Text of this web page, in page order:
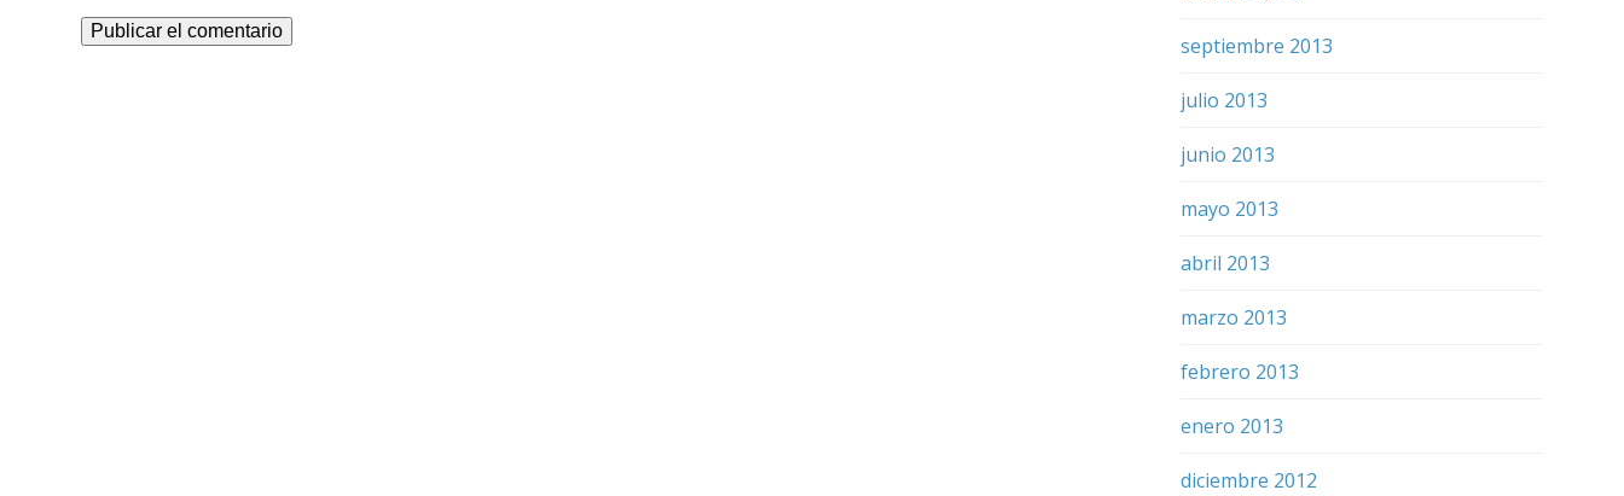
septiembre 2013
julio 2013
junio 2013
mayo 2013
abril 2013
marzo 2013
febrero 2013
enero 2013
diciembre 2012